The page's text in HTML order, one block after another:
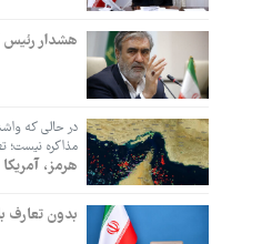
هشدار رئیس
در حالی که
مذاکره نیست؛
هرمز،
بدون تعارف